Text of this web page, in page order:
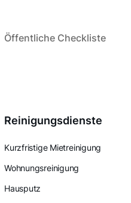
Öffentliche Checkliste
Reinigungsdienste
Kurzfristige Mietreinigung
Wohnungsreinigung
Hausputz